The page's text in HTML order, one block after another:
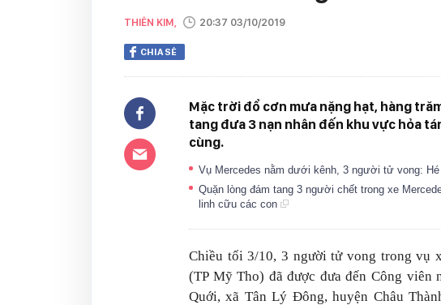
THIÊN KIM, 20:37 03/10/2019
CHIA SẺ
Mặc trời đổ cơn mưa nặng hạt, hàng
tang đưa 3 nạn nhân đến khu vực hỏa
cùng.
Vụ Mercedes nằm dưới kênh, 3 người tử vong:
Quặn lòng đám tang 3 người chết trong xe
linh cữu các con
Chiều tối 3/10, 3 người tử vong trong vụ
(TP Mỹ Tho) đã được đưa đến Công viên
Quới, xã Tân Lý Đông, huyện Châu